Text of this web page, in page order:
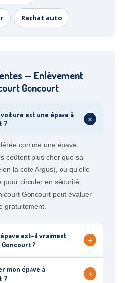
Rachat auto
— Enlèvement
Goncourt
voiture est une épave à
?
+
comme une épave
coûtent plus cher que sa
la cote Argus), ou qu’elle
circuler en sécurité.
Goncourt peut évaluer
gratuitement.
épave est-il vraiment
?
+
mon épave à
?
+